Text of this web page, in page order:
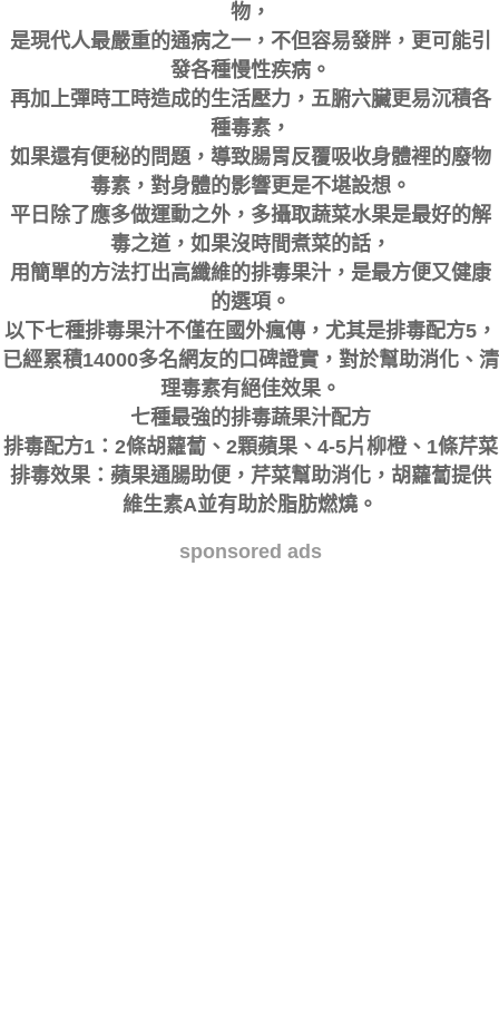
物，
是現代人最嚴重的通病之一，不但容易發胖，更可能引
發各種慢性疾病。
再加上彈時工時造成的生活壓力，五腑六臟更易沉積各
種毒素，
如果還有便秘的問題，導致腸胃反覆吸收身體裡的廢物
毒素，對身體的影響更是不堪設想。
平日除了應多做運動之外，多攝取蔬菜水果是最好的解
毒之道，如果沒時間煮菜的話，
用簡單的方法打出高纖維的排毒果汁，是最方便又健康
的選項。
以下七種排毒果汁不僅在國外瘋傳，尤其是排毒配方5，
已經累積14000多名網友的口碑證實，對於幫助消化、清
理毒素有絕佳效果。
七種最強的排毒蔬果汁配方
排毒配方1：2條胡蘿蔔、2顆蘋果、4-5片柳橙、1條芹菜
排毒效果：蘋果通腸助便，芹菜幫助消化，胡蘿蔔提供
維生素A並有助於脂肪燃燒。
sponsored ads